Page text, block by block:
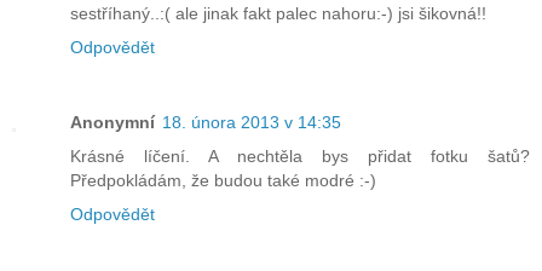
sestříhaný..:( ale jinak fakt palec nahoru:-) jsi šikovná!!
Odpovědět
Anonymní 18. února 2013 v 14:35
Krásné líčení. A nechtěla bys přidat fotku šatů?
Předpokládám, že budou také modré :-)
Odpovědět